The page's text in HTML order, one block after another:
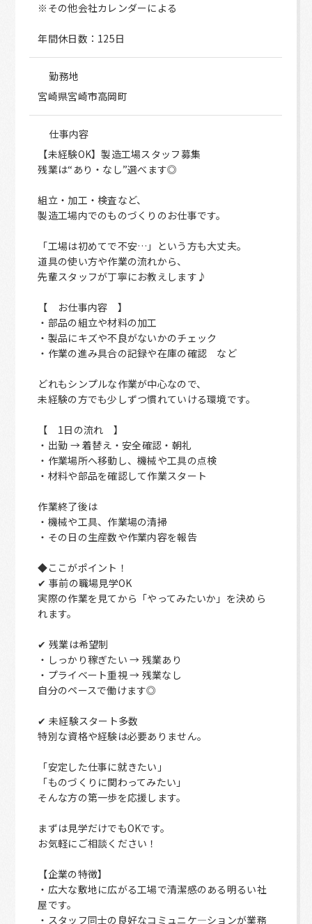
※その他会社カレンダーによる
年間休日数：125日
勤務地
宮崎県宮崎市高岡町
仕事内容
【未経験OK】製造工場スタッフ募集
残業は“あり・なし”選べます◎
組立・加工・検査など、
製造工場内でのものづくりのお仕事です。
「工場は初めてで不安…」という方も大丈夫。
道具の使い方や作業の流れから、
先輩スタッフが丁寧にお教えします♪
【 お仕事内容 】
・部品の組立や材料の加工
・製品にキズや不良がないかのチェック
・作業の進み具合の記録や在庫の確認 など
どれもシンプルな作業が中心なので、
未経験の方でも少しずつ慣れていける環境です。
【 1日の流れ 】
・出勤 → 着替え・安全確認・朝礼
・作業場所へ移動し、機械や工具の点検
・材料や部品を確認して作業スタート
作業終了後は
・機械や工具、作業場の清掃
・その日の生産数や作業内容を報告
◆ここがポイント！
✔ 事前の職場見学OK
実際の作業を見てから「やってみたいか」を決めら
れます。
✔ 残業は希望制
・しっかり稼ぎたい → 残業あり
・プライベート重視 → 残業なし
自分のペースで働けます◎
✔ 未経験スタート多数
特別な資格や経験は必要ありません。
「安定した仕事に就きたい」
「ものづくりに関わってみたい」
そんな方の第一歩を応援します。
まずは見学だけでもOKです。
お気軽にご相談ください！
【企業の特徴】
・広大な敷地に広がる工場で清潔感のある明るい社
屋です。
・スタッフ同士の良好なコミュニケ―ションが業務